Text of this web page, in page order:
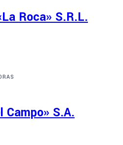
Roca» S.R.L.
Campo» S.A.